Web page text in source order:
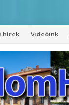
hírek Videóink